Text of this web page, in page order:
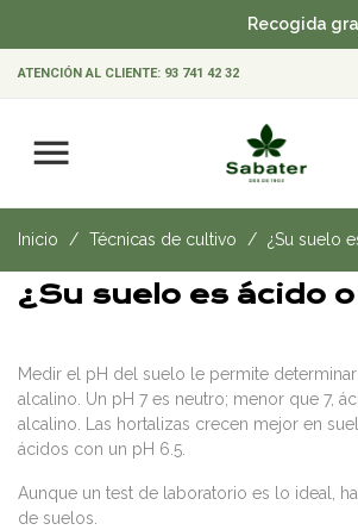
Recogida
ATENCIÓN AL CLIENTE: 93 741 42 32
Inicio Técnicas de cultivo ¿Su suelo
¿Su suelo es ácido
Medir el pH del suelo le permite
alcalino. Un pH 7 es neutro; menor que 7,
alcalino. Las hortalizas crecen mejor en
ácidos con un pH 6.5.
Aunque un test de laboratorio es lo ideal,
de suelos.